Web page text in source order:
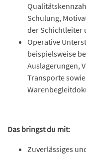
Schulung,
der Schichtleiter
Operative
beispielsweise
Auslagerungen,
Transporte
Das bringst du mit:
Zuverlässiges